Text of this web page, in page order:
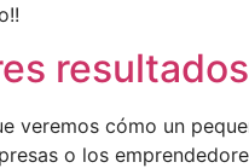
resultados
veremos cómo un
o los